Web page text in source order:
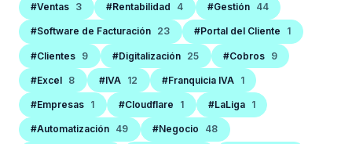
#Ventas 3 #Rentabilidad 4 #Gestión 44
#Software de Facturación 23 #Portal del Cliente 1
#Clientes 9 #Digitalización 25 #Cobros 9
#Excel 8 #IVA 12 #Franquicia IVA 1
#Empresas 1 #Cloudflare 1 #LaLiga 1
#Automatización 49 #Negocio 48